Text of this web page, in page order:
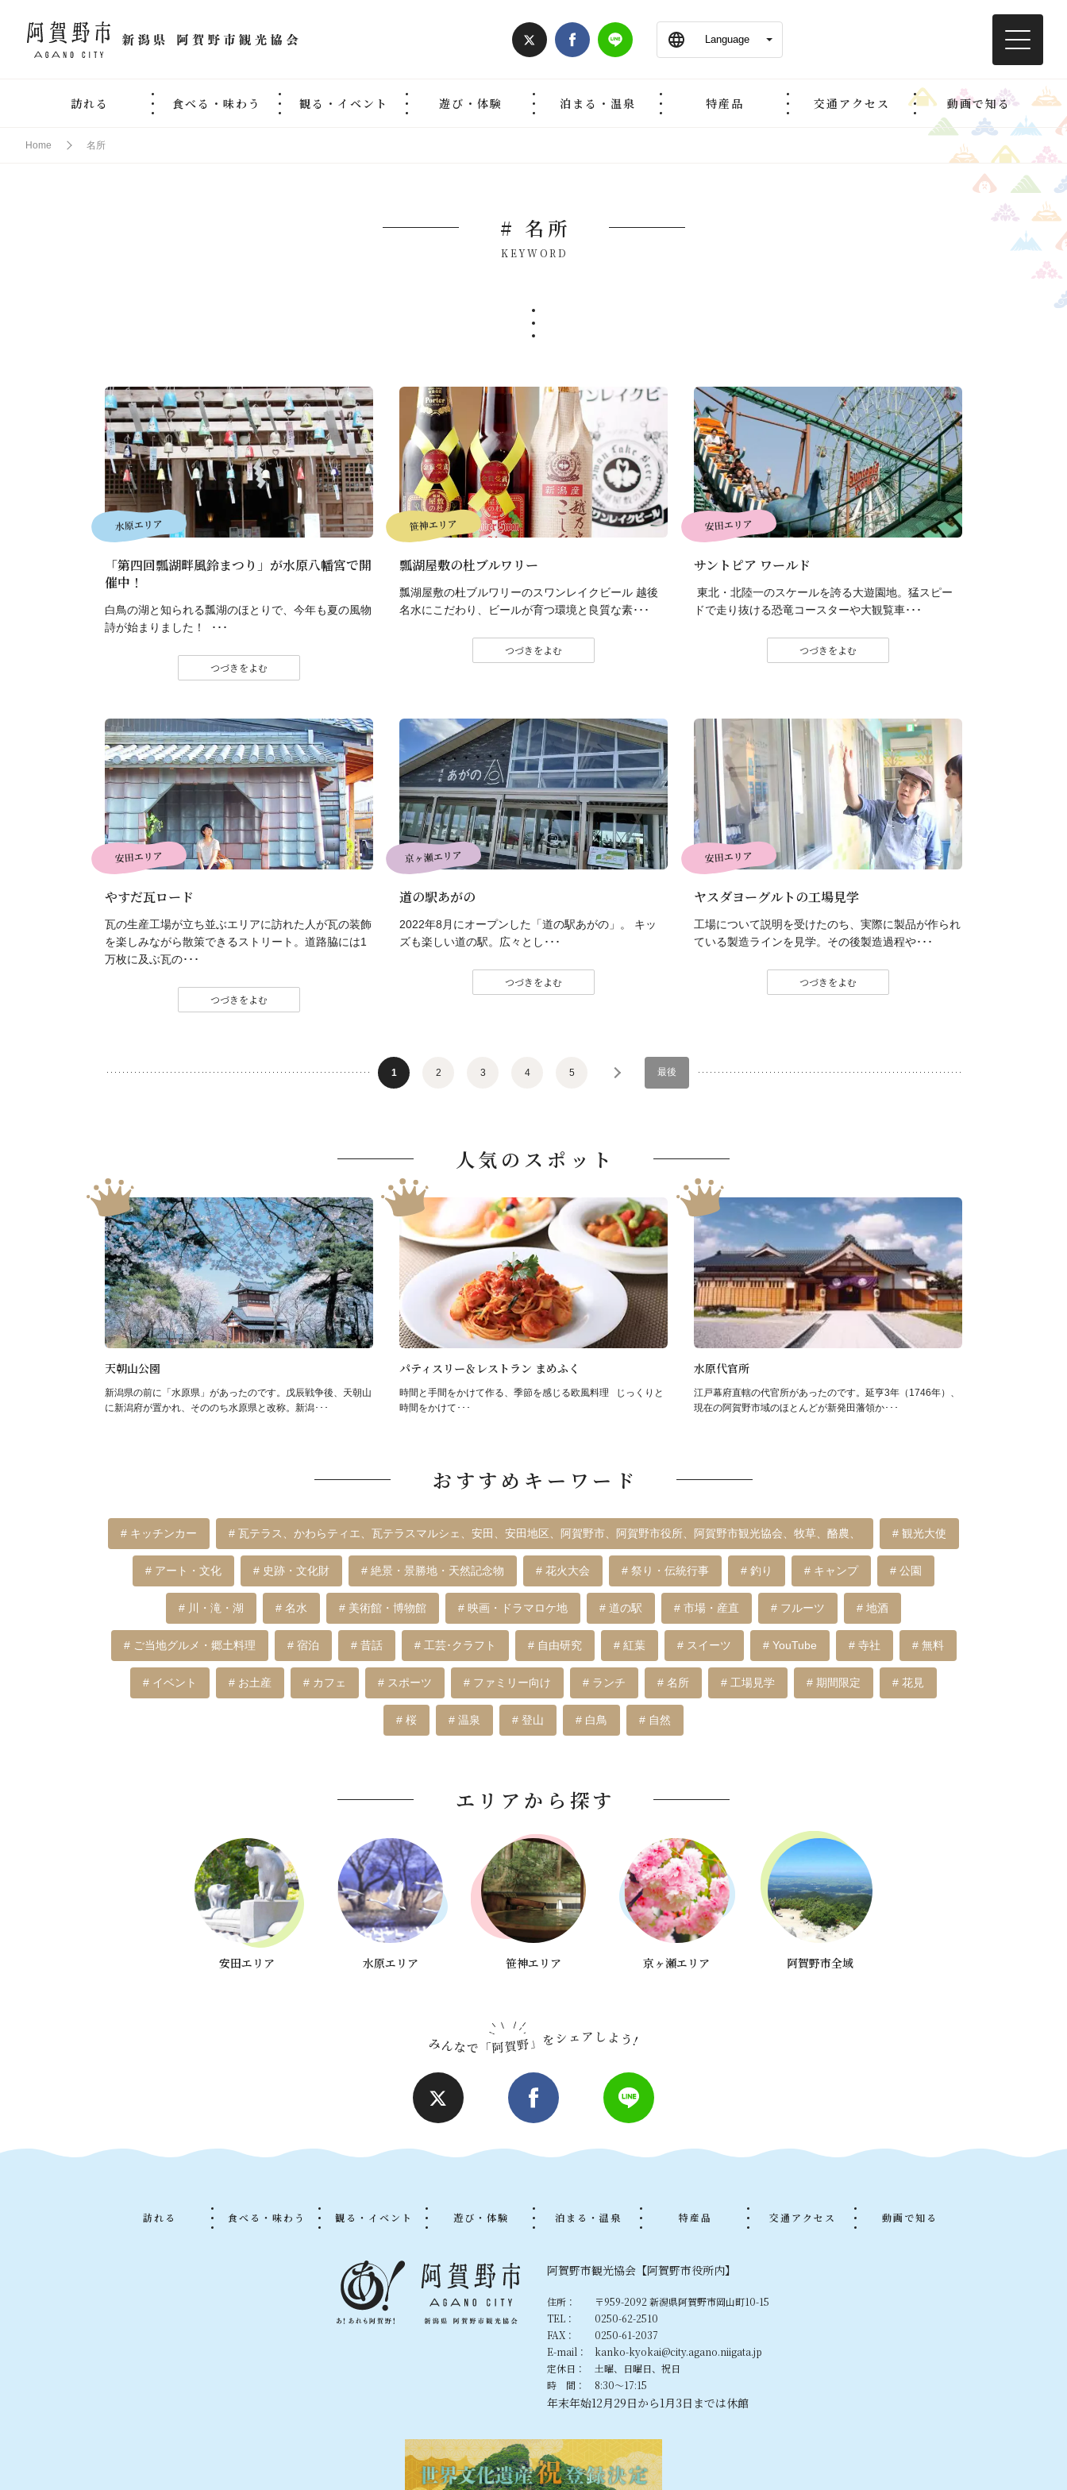
訪れる 食べる・味わう 観る・イベント 遊び・体験 泊まる・温泉 特産品 交通アクセス 動画で知る
Home 名所
# 名所
KEYWORD
水原エリア
「第四回瓢湖畔風鈴まつり」が水原八幡宮で開
催中！
白鳥の湖と知られる瓢湖のほとりで、今年も夏の風物
詩が始まりました！ ･･･
つづきをよむ
笹神エリア
瓢湖屋敷の杜ブルワリー
瓢湖屋敷の杜ブルワリーのスワンレイクビール 越後
名水にこだわり、ビールが育つ環境と良質な素･･･
つづきをよむ
安田エリア
サントピア ワールド
東北・北陸一のスケールを誇る大遊園地。猛スピー
ドで走り抜ける恐竜コースターや大観覧車･･･
つづきをよむ
安田エリア
やすだ瓦ロード
瓦の生産工場が立ち並ぶエリアに訪れた人が瓦の装飾
を楽しみながら散策できるストリート。道路脇には1
万枚に及ぶ瓦の･･･
つづきをよむ
京ヶ瀬エリア
道の駅あがの
2022年8月にオープンした「道の駅あがの」。 キッ
ズも楽しい道の駅。広々とし･･･
つづきをよむ
安田エリア
ヤスダヨーグルトの工場見学
工場について説明を受けたのち、実際に製品が作られ
ている製造ラインを見学。その後製造過程や･･･
つづきをよむ
1 2 3 4 5 最後
人気のスポット
天朝山公園
新潟県の前に「水原県」があったのです。戊辰戦争後、天朝山
に新潟府が置かれ、そののち水原県と改称。新潟･･･
パティスリー＆レストラン まめふく
時間と手間をかけて作る、季節を感じる欧風料理 じっくりと
時間をかけて･･･
水原代官所
江戸幕府直轄の代官所があったのです。延亨3年（1746年）、
現在の阿賀野市域のほとんどが新発田藩領か･･･
おすすめキーワード
# キッチンカー # 瓦テラス、かわらティエ、瓦テラスマルシェ、安田、安田地区、阿賀野市、阿賀野市役所、阿賀野市観光協会、牧草、酪農、 # 観光大使
# アート・文化 # 史跡・文化財 # 絶景・景勝地・天然記念物 # 花火大会 # 祭り・伝統行事 # 釣り # キャンプ # 公園
# 川・滝・湖 # 名水 # 美術館・博物館 # 映画・ドラマロケ地 # 道の駅 # 市場・産直 # フルーツ # 地酒
# ご当地グルメ・郷土料理 # 宿泊 # 昔話 # 工芸･クラフト # 自由研究 # 紅葉 # スイーツ # YouTube # 寺社 # 無料
# イベント # お土産 # カフェ # スポーツ # ファミリー向け # ランチ # 名所 # 工場見学 # 期間限定 # 花見
# 桜 # 温泉 # 登山 # 白鳥 # 自然
エリアから探す
安田エリア 水原エリア 笹神エリア 京ヶ瀬エリア 阿賀野市全域
訪れる 食べる・味わう 観る・イベント 遊び・体験 泊まる・温泉 特産品 交通アクセス 動画で知る
阿賀野市観光協会【阿賀野市役所内】
住所：
〒959-2092 新潟県阿賀野市岡山町10-15
TEL：
0250-62-2510
FAX：
0250-61-2037
E-mail：
kanko-kyokai@city.agano.niigata.jp
定休日：
土曜、日曜日、祝日
時 間：
8:30〜17:15
年末年始12月29日から1月3日までは休館